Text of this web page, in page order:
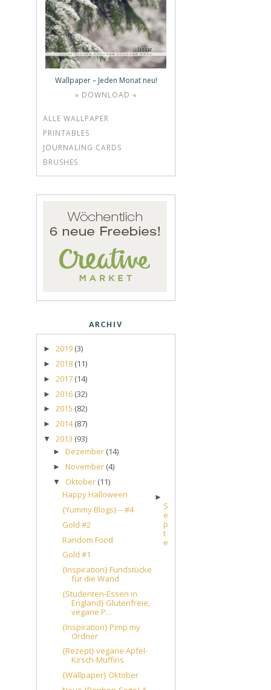
Wallpaper – Jeden Monat neu!
» DOWNLOAD «
ALLE WALLPAPER
PRINTABLES
JOURNALING CARDS
BRUSHES
ARCHIV
► 2019 (3)
► 2018 (11)
► 2017 (14)
► 2016 (32)
► 2015 (82)
► 2014(87)
▼ 2013 (93)
► Dezember (14)
► November (4)
▼ Oktober (11)
Happy Halloween
{Yummy Blogs} – #4
Gold #2
Random Food
Gold #1
{Inspiration} Fundstücke
für die Wand
{Studenten-Essen in
England} Glutenfreie,
vegane P...
{Inspiration} Pimp my
Ordner
{Rezept} vegane Apfel-
Kirsch-Muffins
{Wallpaper} Oktober
►
S
e
p
t
e